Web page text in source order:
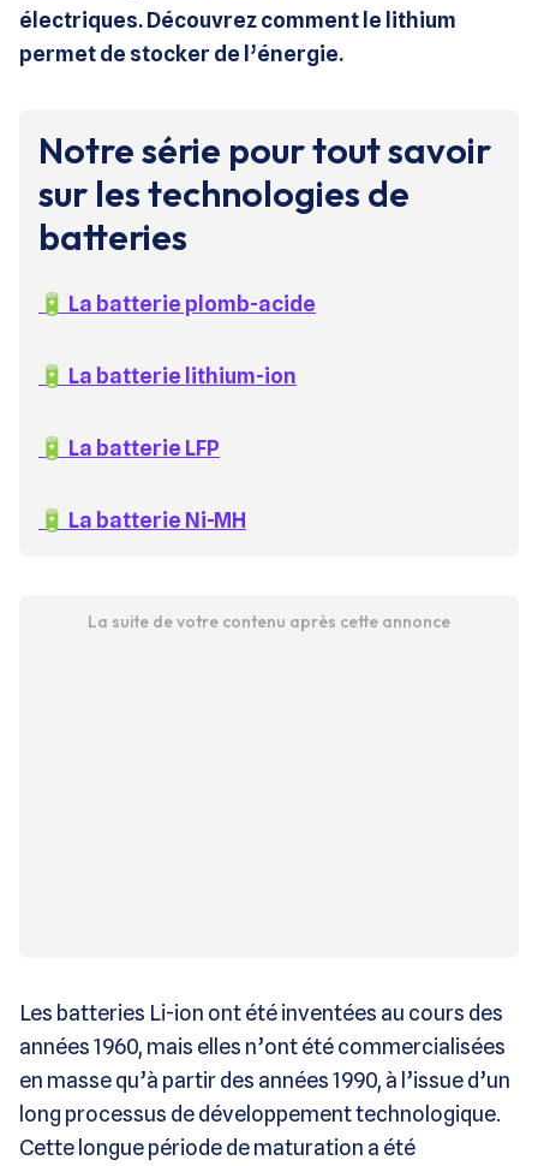
électriques. Découvrez comment le lithium
permet de stocker de l’énergie.
Notre série pour tout savoir
sur les technologies de
batteries
🔋 La batterie plomb-acide
🔋 La batterie lithium-ion
🔋 La batterie LFP
🔋 La batterie Ni-MH
La suite de votre contenu après cette annonce
Les batteries Li-ion ont été inventées au cours des
années 1960, mais elles n’ont été commercialisées
en masse qu’à partir des années 1990, à l’issue d’un
long processus de développement technologique.
Cette longue période de maturation a été